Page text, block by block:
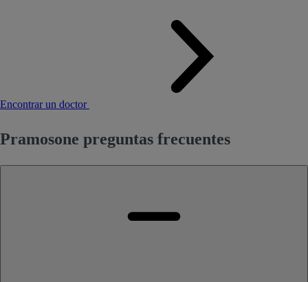
Encontrar un doctor
Pramosone preguntas frecuentes